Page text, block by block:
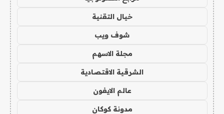
خيال التقنية
شوف ويب
مجلة الاسهم
الشرقية الاقتصادية
عالم الايفون
مدونة كوكان